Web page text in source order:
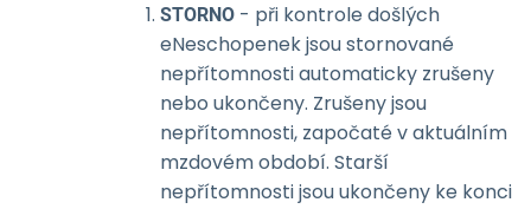
STORNO - při kontrole došlých
eNeschopenek jsou stornované
nepřítomnosti automaticky zrušeny
nebo ukončeny. Zrušeny jsou
nepřítomnosti, započaté v aktuálním
mzdovém období. Starší
nepřítomnosti jsou ukončeny ke konci